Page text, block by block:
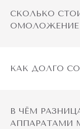
СКОЛЬКО
ОМОЛОЖЕНИЕ
КАК ДОЛГО
В ЧЁМ
АППАРАТАМИ